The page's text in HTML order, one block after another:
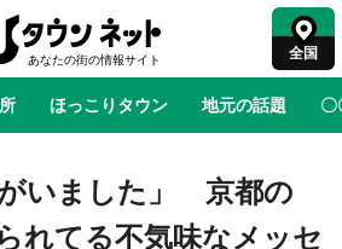
全国
ほっこりタウン 地元の話題 〇
あの時はありがとう 物語がはじ
がいました」 京都の
れてる不気味なメッセ